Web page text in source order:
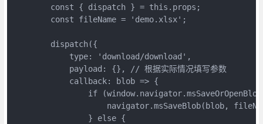
        const { dispatch } = this.props;
        const fileName = 'demo.xlsx';
        dispatch({
            type: 'download/download',
            payload: {}, // 根据实际情况填写参数
            callback: blob => {
if
navigator.msSaveBlob(blob,
                } else {